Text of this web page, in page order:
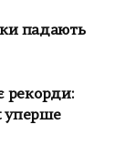
падають
рекорди:
уперше